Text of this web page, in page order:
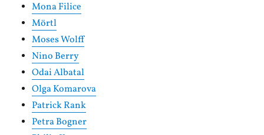
Mona Filice
Mörtl
Moses Wolff
Nino Berry
Odai Albatal
Olga Komarova
Patrick Rank
Petra Bogner